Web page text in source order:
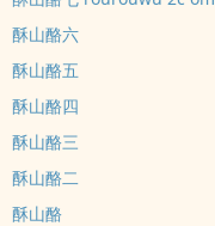
酥山酪六
酥山酪五
酥山酪四
酥山酪三
酥山酪二
酥山酪